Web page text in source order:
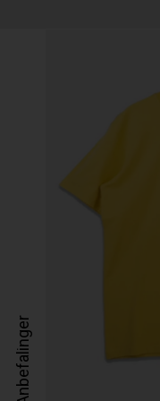
Anbefalinger